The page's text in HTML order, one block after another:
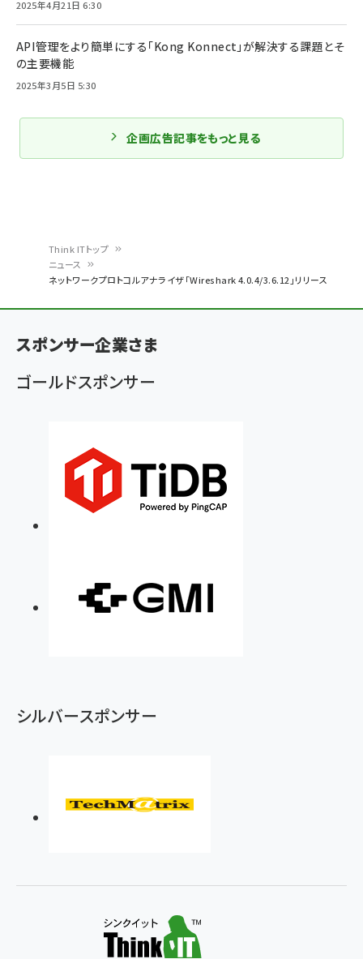
ン
く
ず
Think ITトップ
ニュース
ネットワークプロトコルアナライザ「Wireshark 4.0.4/3.6.12」リリース
2025年4月21日 6:30
API管理をより簡単にする「Kong Konnect」が解決する課題とそ
の主要機能
2025年3月5日 5:30
企画広告記事をもっと見る
スポンサー企業さま
ゴールドスポンサー
シルバースポンサー